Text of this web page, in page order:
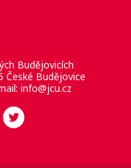
Budějovicích
České Budějovice
info@jcu.cz